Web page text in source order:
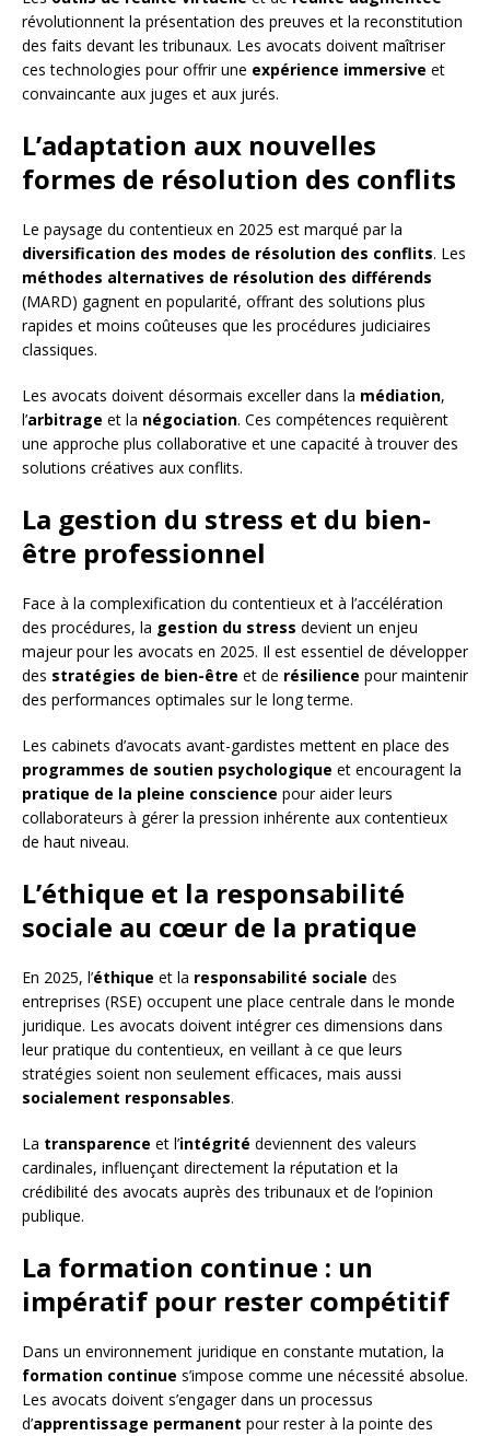
révolutionnent la présentation des preuves et la reconstitution
des faits devant les tribunaux. Les avocats doivent maîtriser
ces technologies pour offrir une expérience immersive et
convaincante aux juges et aux jurés.
L’adaptation aux nouvelles
formes de résolution des conflits
Le paysage du contentieux en 2025 est marqué par la
diversification des modes de résolution des conflits. Les
méthodes alternatives de résolution des différends
(MARD) gagnent en popularité, offrant des solutions plus
rapides et moins coûteuses que les procédures judiciaires
classiques.
Les avocats doivent désormais exceller dans la médiation,
l’arbitrage et la négociation. Ces compétences requièrent
une approche plus collaborative et une capacité à trouver des
solutions créatives aux conflits.
La gestion du stress et du bien-
être professionnel
Face à la complexification du contentieux et à l’accélération
des procédures, la gestion du stress devient un enjeu
majeur pour les avocats en 2025. Il est essentiel de développer
des stratégies de bien-être et de résilience pour maintenir
des performances optimales sur le long terme.
Les cabinets d’avocats avant-gardistes mettent en place des
programmes de soutien psychologique et encouragent la
pratique de la pleine conscience pour aider leurs
collaborateurs à gérer la pression inhérente aux contentieux
de haut niveau.
L’éthique et la responsabilité
sociale au cœur de la pratique
En 2025, l’éthique et la responsabilité sociale des
entreprises (RSE) occupent une place centrale dans le monde
juridique. Les avocats doivent intégrer ces dimensions dans
leur pratique du contentieux, en veillant à ce que leurs
stratégies soient non seulement efficaces, mais aussi
socialement responsables.
La transparence et l’intégrité deviennent des valeurs
cardinales, influençant directement la réputation et la
crédibilité des avocats auprès des tribunaux et de l’opinion
publique.
La formation continue : un
impératif pour rester compétitif
Dans un environnement juridique en constante mutation, la
formation continue s’impose comme une nécessité absolue.
Les avocats doivent s’engager dans un processus
d’apprentissage permanent pour rester à la pointe des